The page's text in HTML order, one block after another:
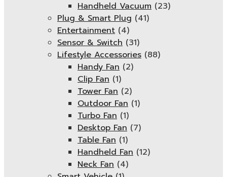
Handheld Vacuum (23)
Plug & Smart Plug (41)
Entertainment (4)
Sensor & Switch (31)
Lifestyle Accessories (88)
Handy Fan (2)
Clip Fan (1)
Tower Fan (2)
Outdoor Fan (1)
Turbo Fan (1)
Desktop Fan (7)
Table Fan (1)
Handheld Fan (12)
Neck Fan (4)